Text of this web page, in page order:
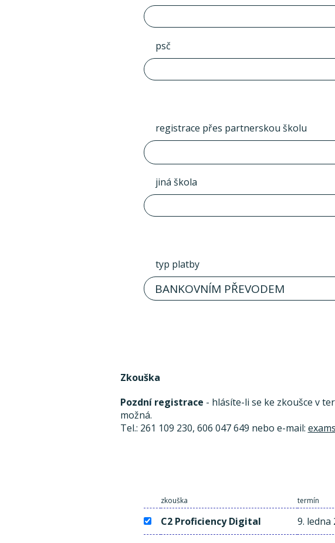
psč
registrace přes partnerskou školu
jiná škola
typ platby
BANKOVNÍM PŘEVODEM
Zkouška
Pozdní registrace - hlásíte-li se ke zkoušce v
možná.
Tel.: 261 109 230, 606 047 649 nebo e-mail:
zkouška termín
C2 Proficiency Digital 9. ledna